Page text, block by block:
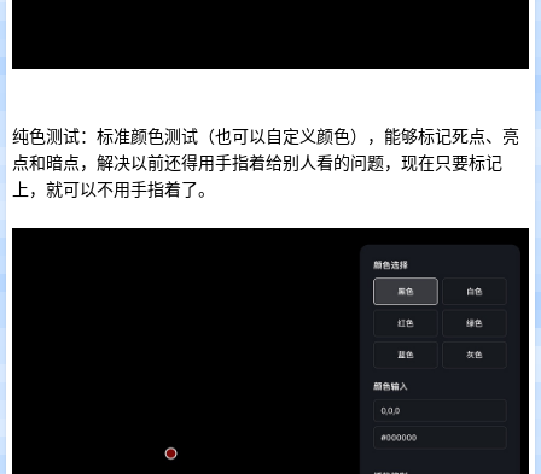
纯色测试：标准颜色测试（也可以自定义颜色），能够标记死点、亮
点和暗点，解决以前还得用手指着给别人看的问题，现在只要标记
上，就可以不用手指着了。